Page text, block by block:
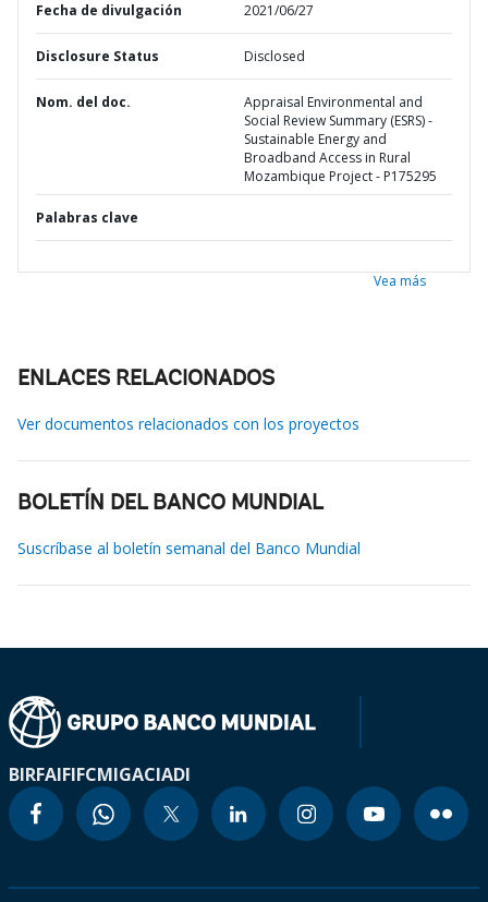
Fecha de divulgación 2021/06/27
Disclosure Status Disclosed
Nom. del doc.
Appraisal Environmental and
Social Review Summary (ESRS) -
Sustainable Energy and
Broadband Access in Rural
Mozambique Project - P175295
Palabras clave
Vea más
ENLACES RELACIONADOS
Ver documentos relacionados con los proyectos
BOLETÍN DEL BANCO MUNDIAL
Suscríbase al boletín semanal del Banco Mundial
BIRFAIFIFCMIGACIADI